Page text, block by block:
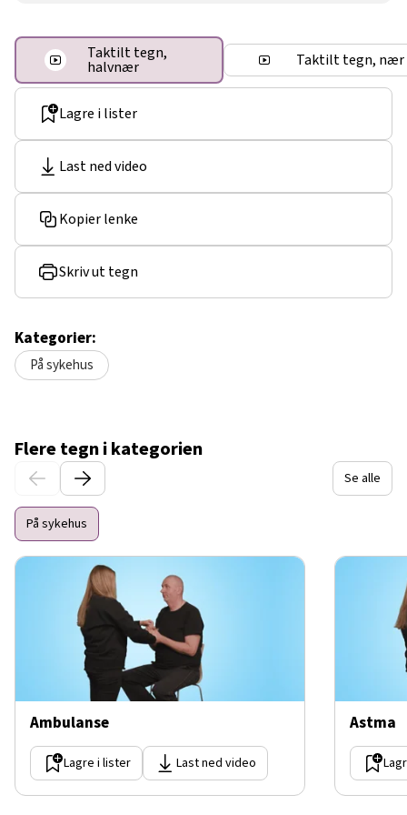
Lagre i lister
Last ned video
Kopier lenke
Skriv ut tegn
Kategorier:
På sykehus
Taktilt tegn,
halvnær Taktilt tegn, nær
Flere tegn i kategorien
Se alle
På sykehus
Ambulanse
Lagre i lister Last ned video
Astma